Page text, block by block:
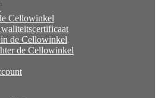
Cellowinkel
de Cellowinkel
de Cellowinkel